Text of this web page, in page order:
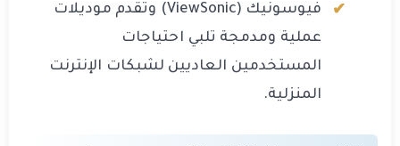
فيوسونيك (ViewSonic) وتقدم موديلات
عملية ومدمجة تلبي احتياجات
المستخدمين العاديين لشبكات الإنترنت
المنزلية.